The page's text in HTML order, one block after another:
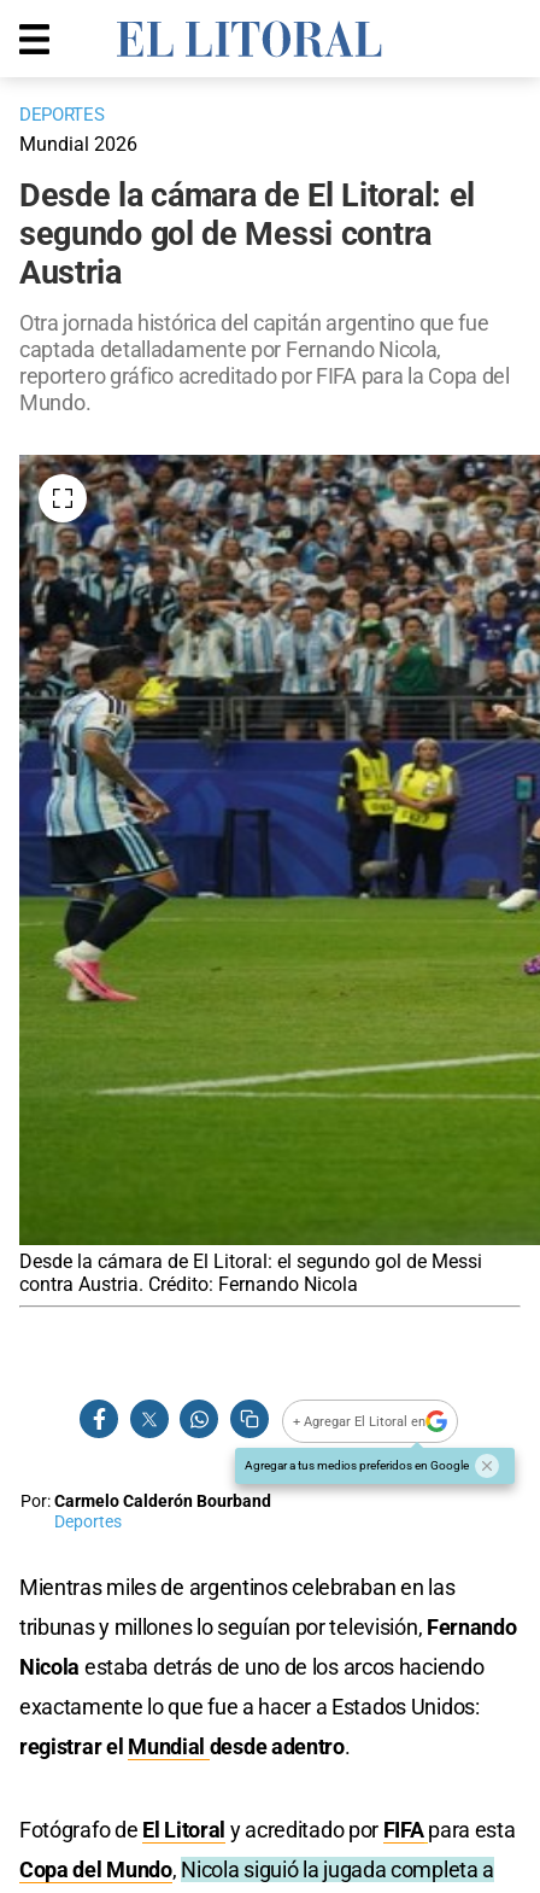
DEPORTES
Mundial 2026
Desde la cámara de El Litoral: el
segundo gol de Messi contra
Austria
Otra jornada histórica del capitán argentino que fue
captada detalladamente por Fernando Nicola,
reportero gráfico acreditado por FIFA para la Copa del
Mundo.
Desde la cámara de El Litoral: el segundo gol de Messi
contra Austria. Crédito: Fernando Nicola
+ Agregar El Litoral en
Agregar a tus medios preferidos en Google
Por:Carmelo Calderón Bourband
Deportes
Mientras miles de argentinos celebraban en las
tribunas y millones lo seguían por televisión, Fernando
Nicola estaba detrás de uno de los arcos haciendo
exactamente lo que fue a hacer a Estados Unidos:
registrar el Mundial desde adentro.
Fotógrafo de El Litoral y acreditado por FIFA para esta
Copa del Mundo, Nicola siguió la jugada completa a